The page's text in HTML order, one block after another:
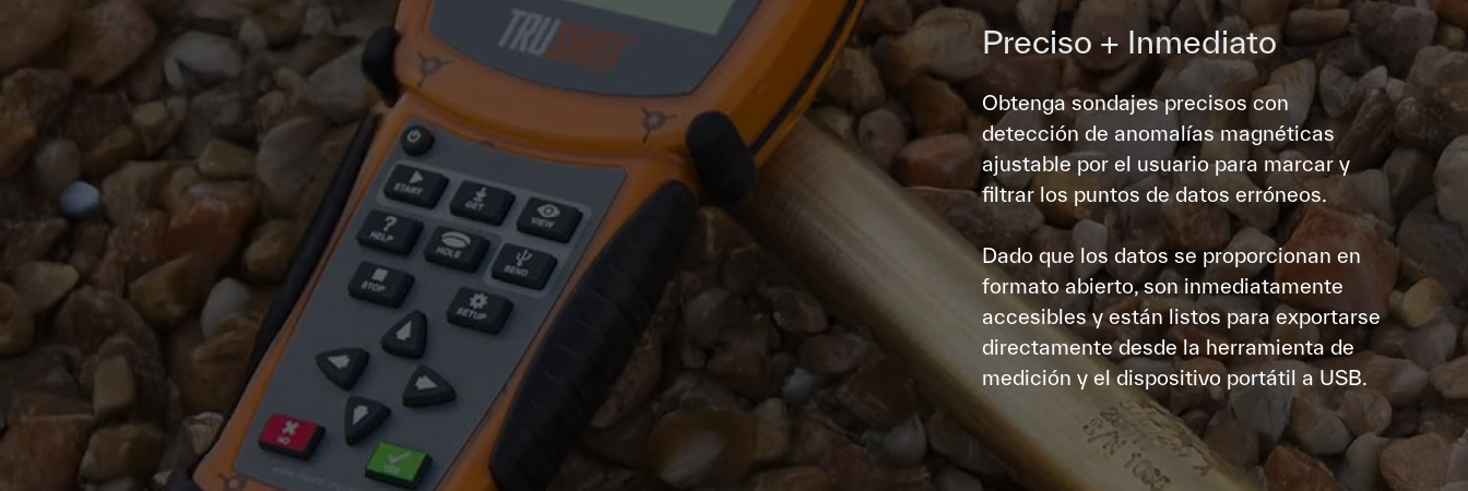
Preciso + Inmediato
Obtenga sondajes precisos con
detección de anomalías magnéticas
ajustable por el usuario para marcar y
filtrar los puntos de datos erróneos.
Dado que los datos se proporcionan en
formato abierto, son inmediatamente
accesibles y están listos para exportarse
directamente desde la herramienta de
medición y el dispositivo portátil a USB.